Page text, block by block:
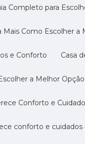
Completo para
Mais Como Escolher
e Conforto
a Melhor
Conforto e
conforto e cuidados